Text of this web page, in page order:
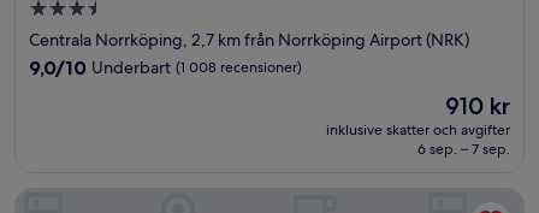
3.5-
stjärnigt
boende
Centrala Norrköping, 2,7 km från Norrköping Airport (NRK)
9.0
9,0/10 Underbart (1 008 recensioner)
Priset
är
910 kr
910 kr
inklusive skatter och avgifter
6 sep. – 7 sep.
BEST WESTERN Princess Hotel